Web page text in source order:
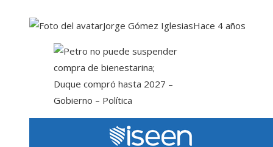
Jorge Gómez IglesiasHace 4 años